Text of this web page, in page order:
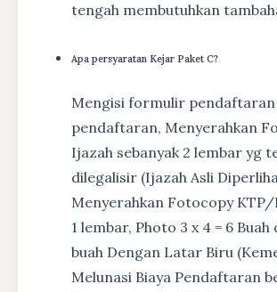
tengah membutuhkan
Apa persyaratan Kejar Paket C?
Mengisi formulir
pendaftaran, Menyerahkan
Ijazah sebanyak 2 lembar yg
dilegalisir (Ijazah Asli
Menyerahkan Fotocopy KTP/
1 lembar, Photo 3 x 4 = 6 Buah
buah Dengan Latar Biru
Melunasi Biaya Pendaftaran